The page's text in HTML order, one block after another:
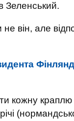
Зеленський.
він, але
кожну краплю